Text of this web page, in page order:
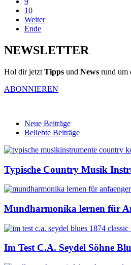
10
Weiter
Ende
NEWSLETTER
Hol dir jetzt Tipps und News rund um
ABONNIEREN
Neue Beiträge
Beliebte Beiträge
Typische Country Musik
Mundharmonika lernen für
Im Test C.A. Seydel Söhne